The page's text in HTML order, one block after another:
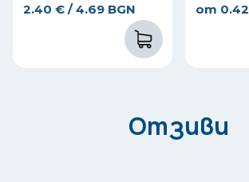
2.40 € / 4.69 BGN
от 0.42
Отзиви